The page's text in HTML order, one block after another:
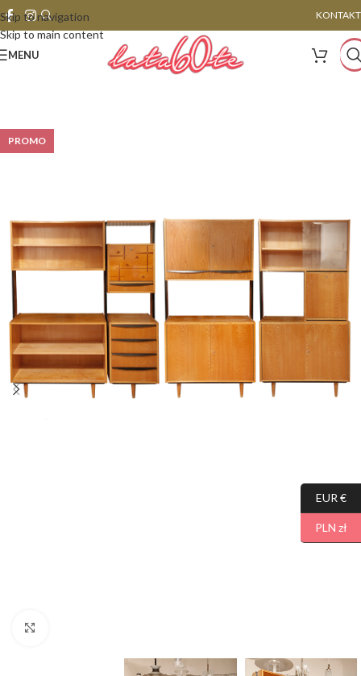
Skip to navigation
Skip to main content
KONTAKT
MENU
PROMO
EUR €
PLN zł